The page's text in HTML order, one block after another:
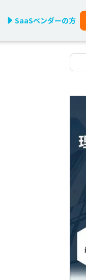
SaaSベンダーの方